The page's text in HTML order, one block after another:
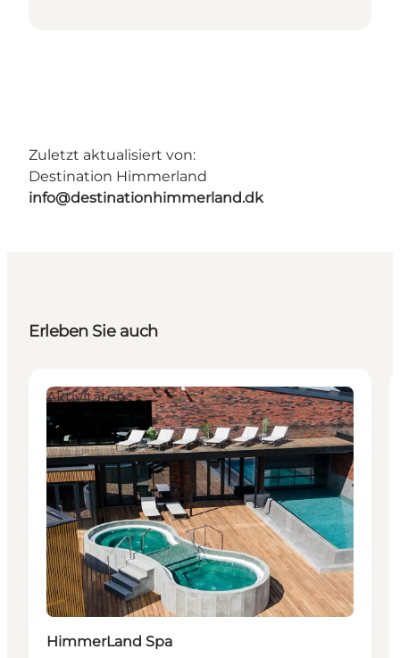
Zuletzt aktualisiert von:
Destination Himmerland
info@destinationhimmerland.dk
Erleben Sie auch
Aktivitäten
HimmerLand Spa